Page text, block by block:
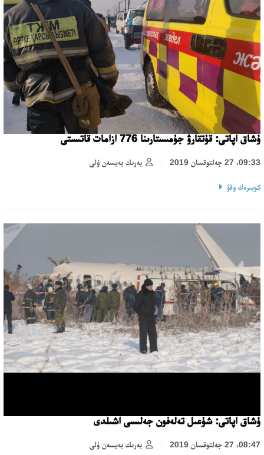
ۇشاق اپاتى: قۇتقارۋ جۇمىستارىنا 776 ازامات قاتىستى
بەرىك بەيسەن ۇلى 09:33، 27 جەلتوقسان 2019
كوبىرەك وقۋ
ۇشاق اپاتى: شۇعىل تەلەفون جەلىسى اشىلدى
بەرىك بەيسەن ۇلى 08:47، 27 جەلتوقسان 2019